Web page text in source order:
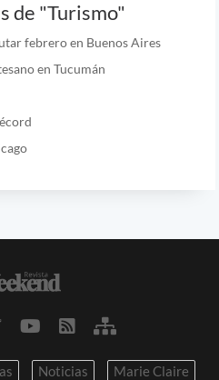
de "Turismo"
febrero en Buenos Aires
en Tucumán
Noticias
Marie Claire